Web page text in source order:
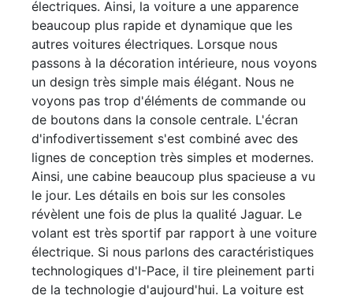
électriques. Ainsi, la voiture a une apparence
beaucoup plus rapide et dynamique que les
autres voitures électriques. Lorsque nous
passons à la décoration intérieure, nous voyons
un design très simple mais élégant. Nous ne
voyons pas trop d'éléments de commande ou
de boutons dans la console centrale. L'écran
d'infodivertissement s'est combiné avec des
lignes de conception très simples et modernes.
Ainsi, une cabine beaucoup plus spacieuse a vu
le jour. Les détails en bois sur les consoles
révèlent une fois de plus la qualité Jaguar. Le
volant est très sportif par rapport à une voiture
électrique. Si nous parlons des caractéristiques
technologiques d'I-Pace, il tire pleinement parti
de la technologie d'aujourd'hui. La voiture est